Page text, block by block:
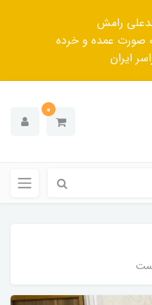
رامش
صورت عمده و خرده
ایران
0